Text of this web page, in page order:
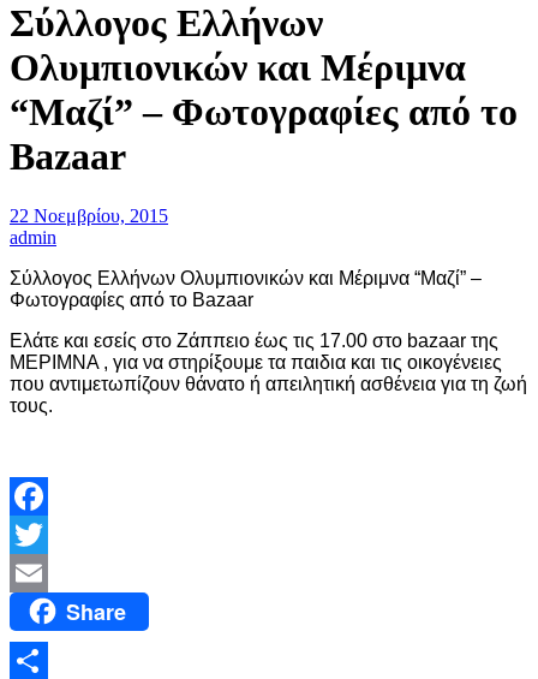
Σύλλογος Ελλήνων
Ολυμπιονικών και Μέριμνα
“Μαζί” – Φωτογραφίες από το
Bazaar
22 Νοεμβρίου, 2015
admin
Σύλλογος Ελλήνων Ολυμπιονικών και Μέριμνα “Μαζί” –
Φωτογραφίες από το Bazaar
Ελάτε και εσείς στο Ζάππειο έως τις 17.00 στο bazaar της
ΜΕΡΙΜΝΑ , για να στηρίξουμε τα παιδια και τις οικογένειες
που αντιμετωπίζουν θάνατο ή απειλητική ασθένεια για τη ζωή
τους.
Facebook
Twitter
Email Share